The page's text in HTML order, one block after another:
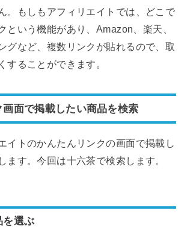
。もしもアフィリエイトでは、どこで
という機能があり、Amazon、楽天、
グなど、複数リンクが貼れるので、取
することができます。
面で掲載したい商品を検索
イトのかんたんリンクの画面で掲載し
ます。今回は十六茶で検索します。
を選ぶ